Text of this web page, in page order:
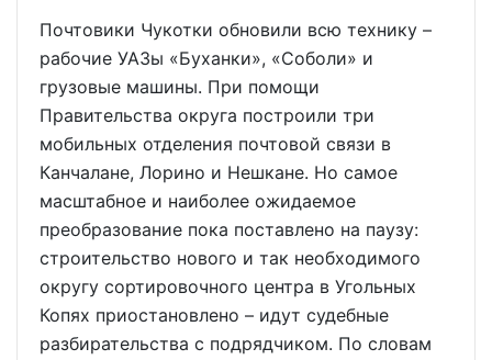
Почтовики Чукотки обновили всю технику –
рабочие УАЗы «Буханки», «Соболи» и
грузовые машины. При помощи
Правительства округа построили три
мобильных отделения почтовой связи в
Канчалане, Лорино и Нешкане. Но самое
масштабное и наиболее ожидаемое
преобразование пока поставлено на паузу:
строительство нового и так необходимого
округу сортировочного центра в Угольных
Копях приостановлено – идут судебные
разбирательства с подрядчиком. По словам